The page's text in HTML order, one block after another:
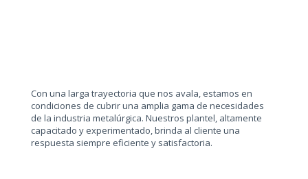
Con una larga trayectoria que nos avala, estamos en
condiciones de cubrir una amplia gama de necesidades
de la industria metalúrgica. Nuestros plantel, altamente
capacitado y experimentado, brinda al cliente una
respuesta siempre eficiente y satisfactoria.